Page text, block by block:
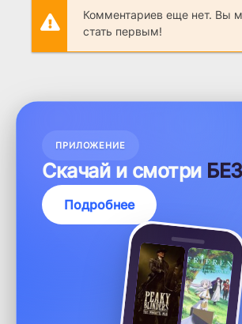
Комментариев еще нет. Вы
стать первым!
ПРИЛОЖЕНИЕ
Скачай и смотри
Подробнее